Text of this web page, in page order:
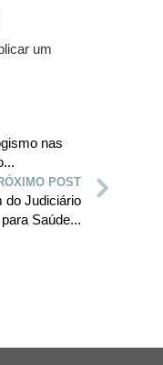
um
nas
POST
do Judiciário
para Saúde...